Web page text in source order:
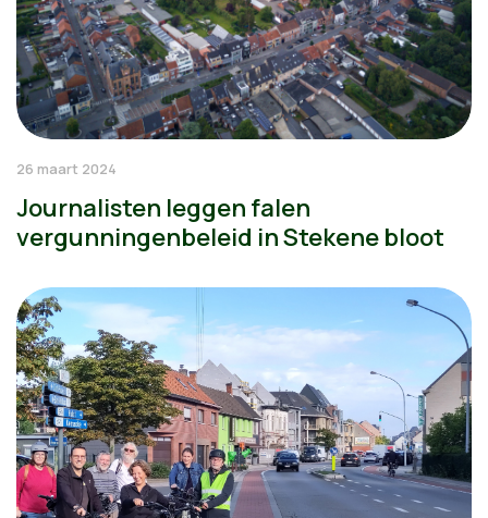
26 maart 2024
Journalisten leggen falen
vergunningenbeleid in Stekene bloot